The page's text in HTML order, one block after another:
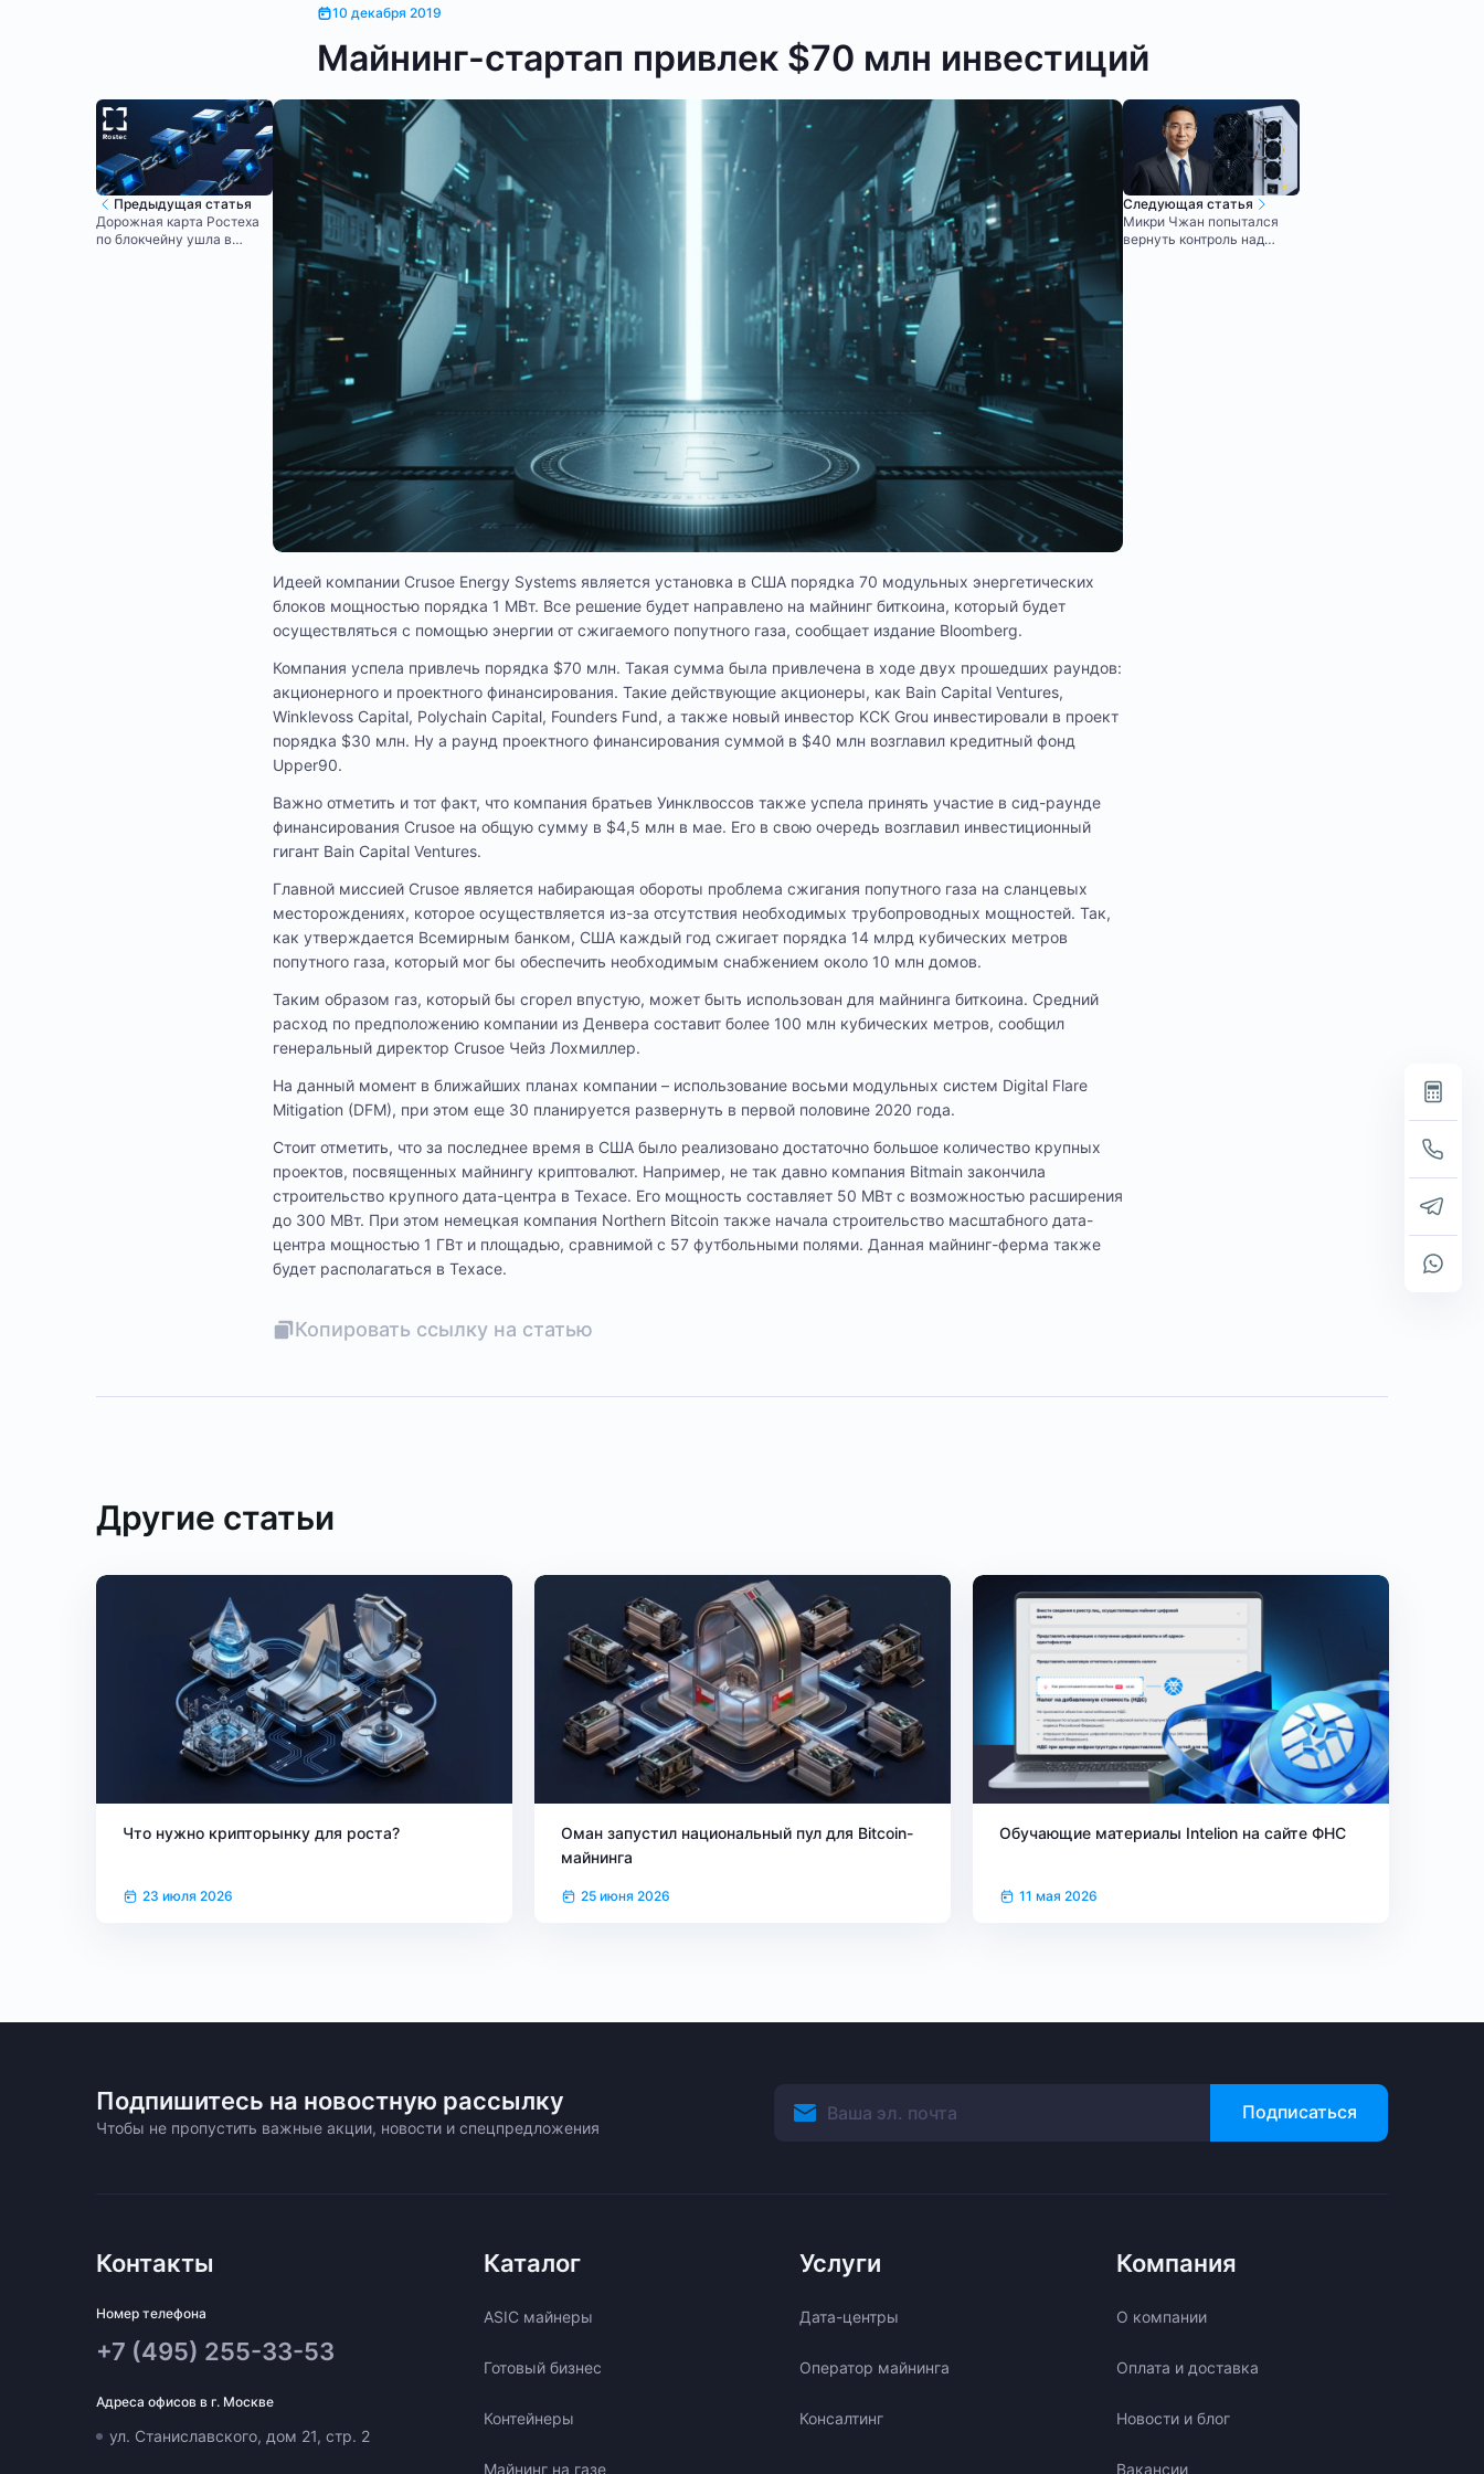
10 декабря 2019
Майнинг-стартап привлек $70 млн инвестиций
Предыдущая статья
Дорожная карта Ростеха
по блокчейну ушла в
Идеей компании Crusoe Energy Systems является установка в США порядка 70 модульных энергетических
блоков мощностью порядка 1 МВт. Все решение будет направлено на майнинг биткоина, который будет
осуществляться с помощью энергии от сжигаемого попутного газа, сообщает издание Bloomberg.
Компания успела привлечь порядка $70 млн. Такая сумма была привлечена в ходе двух прошедших раундов:
акционерного и проектного финансирования. Такие действующие акционеры, как Bain Capital Ventures,
Winklevoss Capital, Polychain Capital, Founders Fund, а также новый инвестор KCK Grou инвестировали в проект
порядка $30 млн. Ну а раунд проектного финансирования суммой в $40 млн возглавил кредитный фонд
Upper90.
Важно отметить и тот факт, что компания братьев Уинклвоссов также успела принять участие в сид-раунде
финансирования Crusoe на общую сумму в $4,5 млн в мае. Его в свою очередь возглавил инвестиционный
гигант Bain Capital Ventures.
Главной миссией Crusoe является набирающая обороты проблема сжигания попутного газа на сланцевых
месторождениях, которое осуществляется из-за отсутствия необходимых трубопроводных мощностей. Так,
как утверждается Всемирным банком, США каждый год сжигает порядка 14 млрд кубических метров
попутного газа, который мог бы обеспечить необходимым снабжением около 10 млн домов.
Таким образом газ, который бы сгорел впустую, может быть использован для майнинга биткоина. Средний
расход по предположению компании из Денвера составит более 100 млн кубических метров, сообщил
генеральный директор Crusoe Чейз Лохмиллер.
На данный момент в ближайших планах компании – использование восьми модульных систем Digital Flare
Mitigation (DFM), при этом еще 30 планируется развернуть в первой половине 2020 года.
Стоит отметить, что за последнее время в США было реализовано достаточно большое количество крупных
проектов, посвященных майнингу криптовалют. Например, не так давно компания Bitmain закончила
строительство крупного дата-центра в Техасе. Его мощность составляет 50 МВт с возможностью расширения
до 300 МВт. При этом немецкая компания Northern Bitcoin также начала строительство масштабного дата-
центра мощностью 1 ГВт и площадью, сравнимой с 57 футбольными полями. Данная майнинг-ферма также
будет располагаться в Техасе.
Копировать ссылку на статью
Следующая статья
Микри Чжан попытался
вернуть контроль над
Другие статьи
Что нужно крипторынку для роста?
23 июля 2026
Оман запустил национальный пул для Bitcoin-
майнинга
25 июня 2026
Обучающие материалы Intelion на сайте ФНС
11 мая 2026
Подпишитесь на новостную рассылку
Чтобы не пропустить важные акции, новости и спецпредложения
Подписаться
Контакты
Номер телефона
+7 (495) 255-33-53
Адреса офисов в г. Москве
ул. Станиславского, дом 21, стр. 2
Каталог
ASIC майнеры
Готовый бизнес
Контейнеры
Майнинг на газе
Услуги
Дата-центры
Оператор майнинга
Консалтинг
Компания
О компании
Оплата и доставка
Новости и блог
Вакансии